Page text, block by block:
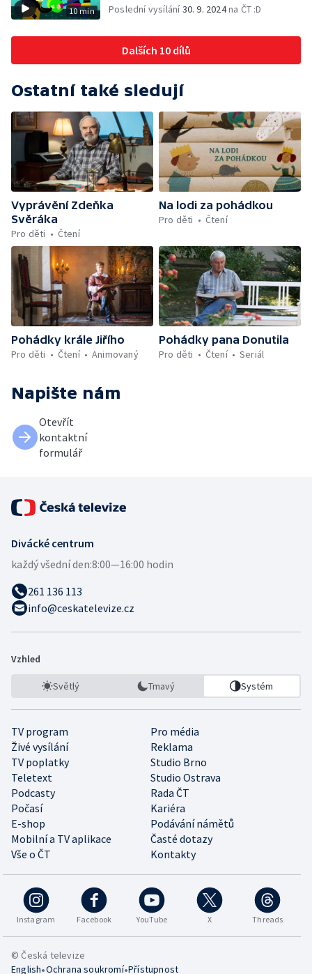
10 min
Poslední vysílání30. 9. 2024na ČT :D
Dalších 10 dílů
Ostatní také sledují
Vyprávění Zdeňka
Svěráka
Pro děti
Čtení
Na lodi za pohádkou
Pro děti
Čtení
Pohádky krále Jiřího
Pro děti
Čtení Animovaný
Pohádky pana Donutila
Pro děti
Čtení Seriál
Napište nám
Otevřít
kontaktní
formulář
Divácké centrum
každý všední den:8:00—16:00 hodin
261 136 113
info@ceskatelevize.cz
Vzhled
Světlý Tmavý Systém
TV program
Pro média
Živé vysílání
Reklama
TV poplatky
Studio Brno
Teletext
Studio Ostrava
Podcasty
Rada ČT
Počasí
Kariéra
E-shop
Podávání námětů
Mobilní a TV aplikace
Časté dotazy
Vše o ČT
Kontakty
Instagram Facebook YouTube X Threads
© Česká televize
English•Ochrana soukromí•Přístupnost